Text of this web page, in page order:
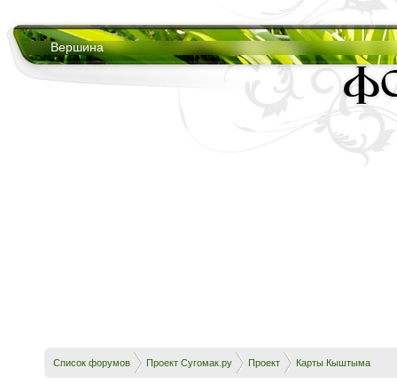
Вершина
Список форумов Проект Сугомак.ру Проект Карты Кыштыма